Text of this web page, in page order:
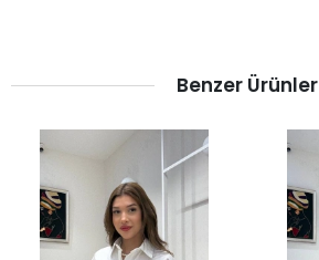
Benzer Ürünler